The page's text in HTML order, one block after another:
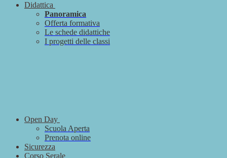
Didattica
Panoramica
Offerta formativa
Le schede didattiche
I progetti delle classi
Open Day
Scuola Aperta
Prenota online
Sicurezza
Corso Serale